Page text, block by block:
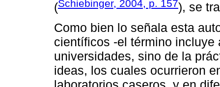
(Schiebinger, 2004, p. 157), se
Como bien lo señala esta
científicos -el término
universidades, sino de la
ideas, los cuales ocurrieron